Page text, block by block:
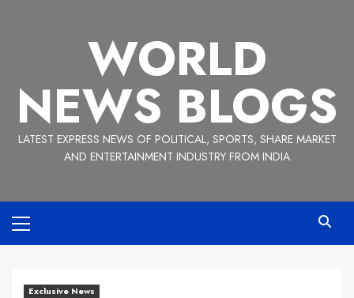
WORLD
NEWS BLOGS
LATEST EXPRESS NEWS OF POLITICAL, SPORTS, SHARE MARKET
AND ENTERTAINMENT INDUSTRY FROM INDIA
Menu
Exclusive News